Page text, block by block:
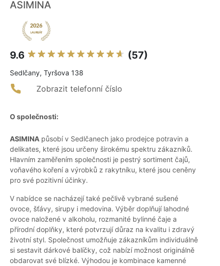
ASIMINA
9.6 (57)
Sedlčany, Tyršova 138
Zobrazit telefonní číslo
O společnosti:
ASIMINA působí v Sedlčanech jako prodejce potravin a
delikates, které jsou určeny širokému spektru zákazníků.
Hlavním zaměřením společnosti je pestrý sortiment čajů,
voňavého koření a výrobků z rakytníku, které jsou ceněny
pro své pozitivní účinky.
V nabídce se nacházejí také pečlivě vybrané sušené
ovoce, šťávy, sirupy i medovina. Výběr doplňují lahodné
ovoce naložené v alkoholu, rozmanité bylinné čaje a
přírodní doplňky, které potvrzují důraz na kvalitu i zdravý
životní styl. Společnost umožňuje zákazníkům individuálně
si sestavit dárkové balíčky, což nabízí možnost originálně
obdarovat své blízké. Výhodou je kombinace kamenné